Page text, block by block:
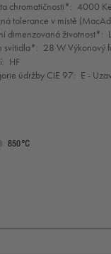
chromatičnosti*: 4000
tolerance v místě
dimenzovaná životnost*:
svítidla*: 28 W Výkonový
HF
údržby CIE 97: E -